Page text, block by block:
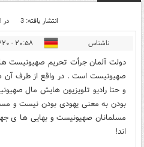
انتشار یافته: 3 در
ناشناس ۲۰:۵۸ - ۱۴۰۵/۰۳/۲۰
دولت آلمان جرأت تحریم صهیونیست
صهیونیست است . در واقع از طرف آن
و حتا رادیو تلویزیون هایش مال
بودن به معنی یهودی بودن نیست و
مسلمانان صهیونیست و بهایی ها ی
اند!